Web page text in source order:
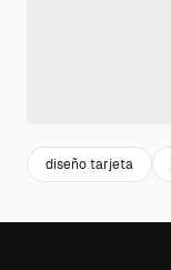
diseño tarjeta